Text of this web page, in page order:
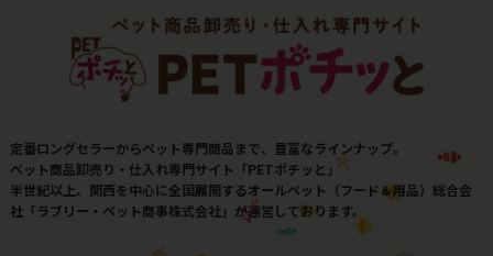
定番ロングセラーからペット専門商品まで、豊富なラインナップ。
ペット商品卸売り・仕入れ専門サイト「PETポチッと」
半世紀以上、関西を中心に全国展開するオールペット（フード＆用品）総合会
社「ラブリー・ペット商事株式会社」が運営しております。